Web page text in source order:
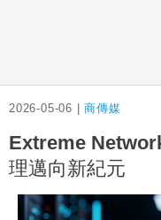
2026-05-06 |商傳媒
Extreme
理邁向新紀元